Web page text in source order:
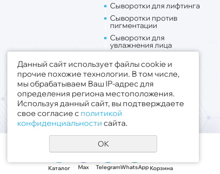
Каталог Max TelegramWhatsApp Корзина
Сыворотки для лифтинга
Сыворотки против
пигментации
Сыворотки для
увлажнения лица
Липо. для лица
Липо. для тела
Публичная оферта
Политика конфиденциальности
© 2019 - 2026 ООО «Медсфера Трейд»
Все права защищены
Данный сайт использует файлы cookie и
прочие похожие технологии. В том числе,
мы обрабатываем Ваш IP-адрес для
определения региона местоположения.
Используя данный сайт, вы подтверждаете
свое согласие с политикой
конфиденциальности сайта.
OK